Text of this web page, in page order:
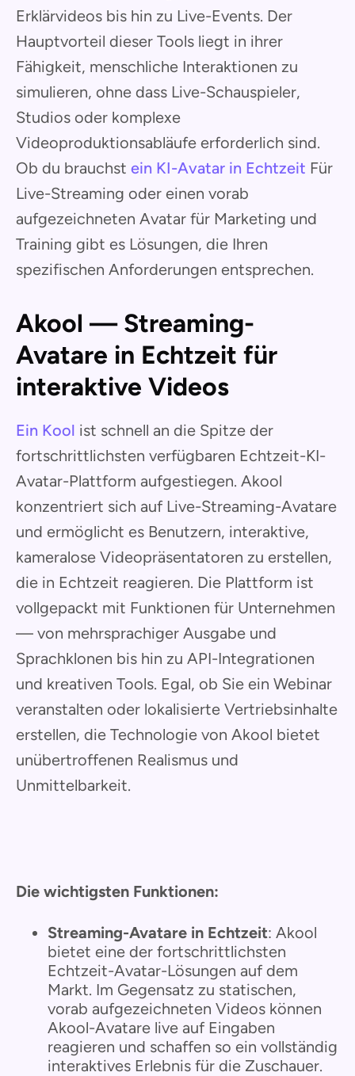
Erklärvideos bis hin zu Live-Events. Der
Hauptvorteil dieser Tools liegt in ihrer
Fähigkeit, menschliche Interaktionen zu
simulieren, ohne dass Live-Schauspieler,
Studios oder komplexe
Videoproduktionsabläufe erforderlich sind.
Ob du brauchst ein KI-Avatar in Echtzeit Für
Live-Streaming oder einen vorab
aufgezeichneten Avatar für Marketing und
Training gibt es Lösungen, die Ihren
spezifischen Anforderungen entsprechen.
Akool — Streaming-
Avatare in Echtzeit für
interaktive Videos
Ein Kool ist schnell an die Spitze der
fortschrittlichsten verfügbaren Echtzeit-KI-
Avatar-Plattform aufgestiegen. Akool
konzentriert sich auf Live-Streaming-Avatare
und ermöglicht es Benutzern, interaktive,
kameralose Videopräsentatoren zu erstellen,
die in Echtzeit reagieren. Die Plattform ist
vollgepackt mit Funktionen für Unternehmen
— von mehrsprachiger Ausgabe und
Sprachklonen bis hin zu API-Integrationen
und kreativen Tools. Egal, ob Sie ein Webinar
veranstalten oder lokalisierte Vertriebsinhalte
erstellen, die Technologie von Akool bietet
unübertroffenen Realismus und
Unmittelbarkeit.
Die wichtigsten Funktionen:
Streaming-Avatare in Echtzeit: Akool
bietet eine der fortschrittlichsten
Echtzeit-Avatar-Lösungen auf dem
Markt. Im Gegensatz zu statischen,
vorab aufgezeichneten Videos können
Akool-Avatare live auf Eingaben
reagieren und schaffen so ein vollständig
interaktives Erlebnis für die Zuschauer.